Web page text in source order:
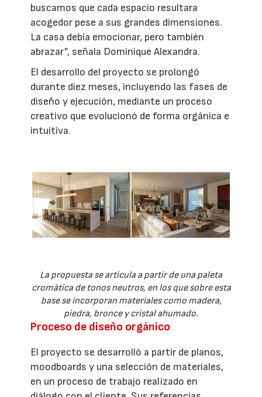
buscamos que cada espacio resultara
acogedor pese a sus grandes dimensiones.
La casa debía emocionar, pero también
abrazar”, señala Dominique Alexandra.
El desarrollo del proyecto se prolongó
durante diez meses, incluyendo las fases de
diseño y ejecución, mediante un proceso
creativo que evolucionó de forma orgánica e
intuitiva.
La propuesta se articula a partir de una paleta
cromática de tonos neutros, en los que sobre esta
base se incorporan materiales como madera,
piedra, bronce y cristal ahumado.
Proceso de diseño orgánico
El proyecto se desarrolló a partir de planos,
moodboards y una selección de materiales,
en un proceso de trabajo realizado en